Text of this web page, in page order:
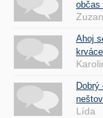
občas
Ahoj
Lída